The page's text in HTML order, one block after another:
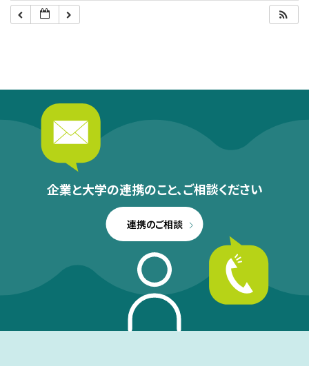
企業と大学の連携のこと、ご相談ください
連携のご相談